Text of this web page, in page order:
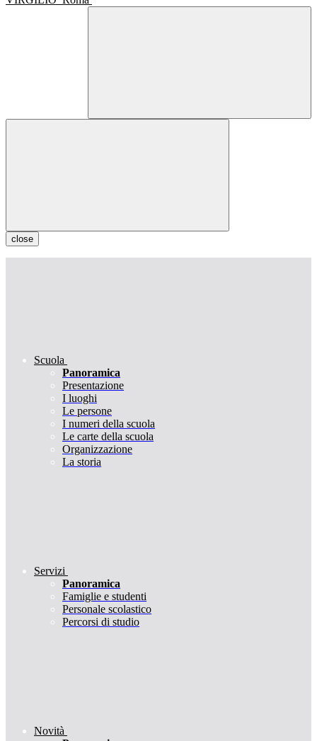
close
Scuola
Panoramica
Presentazione
I luoghi
Le persone
I numeri della scuola
Le carte della scuola
Organizzazione
La storia
Servizi
Panoramica
Famiglie e studenti
Personale scolastico
Percorsi di studio
Novità